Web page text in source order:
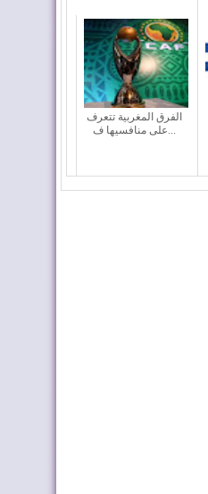
الفرق المغربية تتعرف
على منافسيها ف...